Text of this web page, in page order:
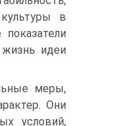
в
идеи
меры,
Они
условий,